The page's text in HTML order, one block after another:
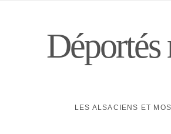
LES ALSACIENS ET